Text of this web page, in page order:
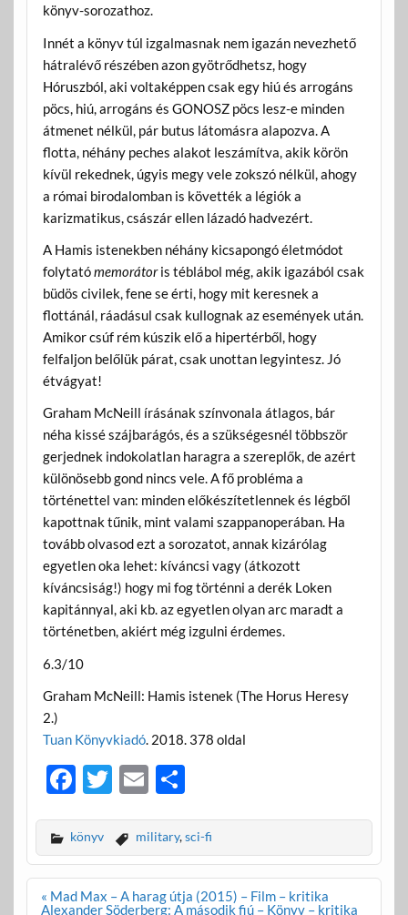
könyv-sorozathoz.
Innét a könyv túl izgalmasnak nem igazán nevezhető
hátralévő részében azon gyötrődhetsz, hogy
Hóruszból, aki voltaképpen csak egy hiú és arrogáns
pöcs, hiú, arrogáns és GONOSZ pöcs lesz-e minden
átmenet nélkül, pár butus látomásra alapozva. A
flotta, néhány peches alakot leszámítva, akik körön
kívül rekednek, úgyis megy vele zokszó nélkül, ahogy
a római birodalomban is követték a légiók a
karizmatikus, császár ellen lázadó hadvezért.
A Hamis istenekben néhány kicsapongó életmódot
folytatómemorátoris téblábol még, akik igazából csak
büdös civilek, fene se érti, hogy mit keresnek a
flottánál, ráadásul csak kullognak az események után.
Amikor csúf rém kúszik elő a hipertérből, hogy
felfaljon belőlük párat, csak unottan legyintesz. Jó
étvágyat!
Graham McNeill írásának színvonala átlagos, bár
néha kissé szájbarágós, és a szükségesnél többször
gerjednek indokolatlan haragra a szereplők, de azért
különösebb gond nincs vele. A fő probléma a
történettel van: minden előkészítetlennek és légből
kapottnak tűnik, mint valami szappanoperában. Ha
tovább olvasod ezt a sorozatot, annak kizárólag
egyetlen oka lehet: kíváncsi vagy (átkozott
kíváncsiság!) hogy mi fog történni a derék Loken
kapitánnyal, aki kb. az egyetlen olyan arc maradt a
történetben, akiért még izgulni érdemes.
6.3/10
Graham McNeill: Hamis istenek (The Horus Heresy
2.)
Tuan Könyvkiadó. 2018. 378 oldal
F
e
b
o
T
itt
er
E
ail
O
za
m
e
könyv military,sci-fi
Bejegyzés
navigáció
« Mad Max – A harag útja (2015) – Film – kritika
Alexander Söderberg: A második fiú – Könyv – kritika